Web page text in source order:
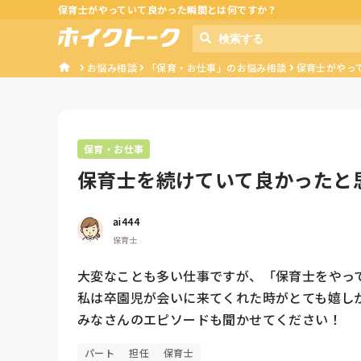
保育士がやっていて良かった瞬間とは何ですか？
お悩み相談 「保育・お仕事」のお悩み相談 保育士がやっ
保育・お仕事
保育士を続けていて良かったと
ai444
保育士
大変なことも多い仕事ですが、「保育士をや
私は卒園児が会いに来てくれた時がとても嬉し
みなさんのエピソードも聞かせてください！
パート 担任 保育士